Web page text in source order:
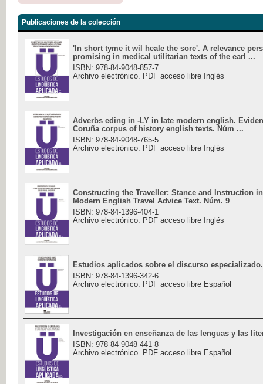
Publicaciones de la colección
'In short tyme it wil heale the sore'. A relevance
promising in medical utilitarian texts of the earl ...
ISBN: 978-84-9048-857-7
Archivo electrónico. PDF acceso libre Inglés
Adverbs eding in -LY in late modern english.
Coruña corpus of history english texts. Núm ...
ISBN: 978-84-9048-765-5
Archivo electrónico. PDF acceso libre Inglés
Constructing the Traveller: Stance and Instruction
Modern English Travel Advice Text. Núm. 9
ISBN: 978-84-1396-404-1
Archivo electrónico. PDF acceso libre Inglés
Estudios aplicados sobre el discurso
ISBN: 978-84-1396-342-6
Archivo electrónico. PDF acceso libre Español
Investigación en enseñanza de las lenguas y las
ISBN: 978-84-9048-441-8
Archivo electrónico. PDF acceso libre Español